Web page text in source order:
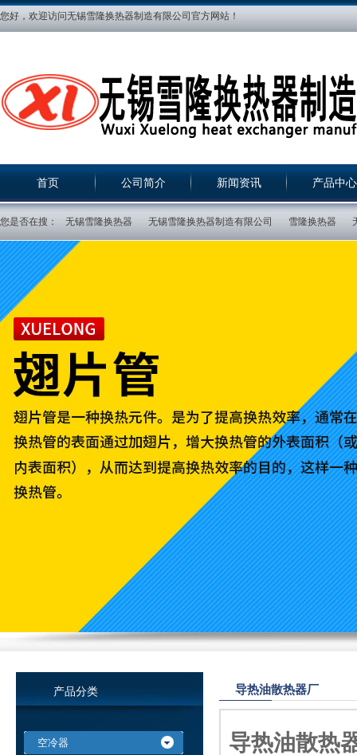
您好，欢迎访问无锡雪隆换热器制造有限公司官方网站！
首页 公司简介 新闻资讯 产品中心
您是否在搜： 无锡雪隆换热器 无锡雪隆换热器制造有限公司 雪隆换热器
产品分类
空冷器
导热油散热器厂
导热油散热